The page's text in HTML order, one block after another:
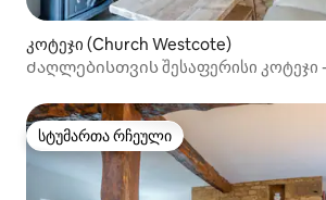
კოტეჯი (Church Westcote)
Ძაღლებისთვის შესაფერისი კოტეჯი - ძველი ფოსტის
სტუმართა რჩეული
სტუმართა რჩეული